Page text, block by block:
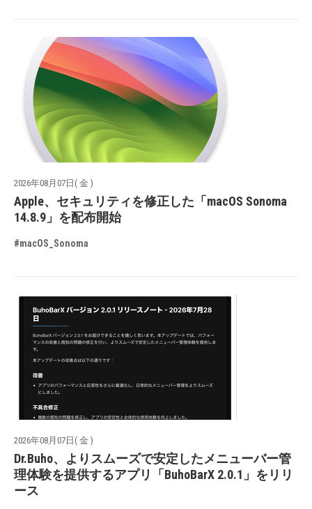
2026年08月07日( 金 )
Apple、セキュリティを修正した「macOS Sonoma
14.8.9」を配布開始
#macOS_Sonoma
2026年08月07日( 金 )
Dr.Buho、よりスムーズで安定したメニューバー管
理体験を提供するアプリ「BuhoBarX 2.0.1」をリリ
ース